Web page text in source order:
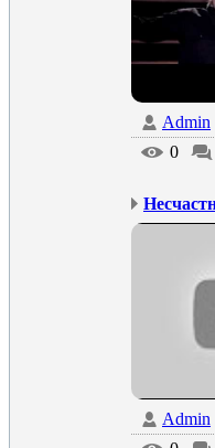
Admin
0
Admin